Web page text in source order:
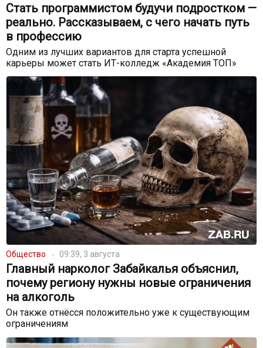
Стать программистом будучи подростком —
реально. Рассказываем, с чего начать путь
в профессию
Одним из лучших вариантов для старта успешной
карьеры может стать ИТ-колледж «Академия ТОП»
Общество 09:39, 3 августа
Главный нарколог Забайкалья объяснил,
почему региону нужны новые ограничения
на алкоголь
Он также отнёсся положительно уже к существующим
ограничениям